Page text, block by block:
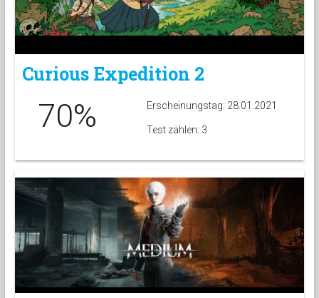
Curious Expedition 2
70% Erscheinungstag: 28.01.2021
Test zählen: 3